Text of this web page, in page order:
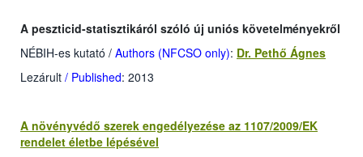
A peszticid-statisztikáról szóló új uniós követelményekről
NÉBIH-es kutató / Authors (NFCSO only): Dr. Pethő Ágnes
Lezárult / Published: 2013
A növényvédő szerek engedélyezése az 1107/2009/EK
rendelet életbe lépésével